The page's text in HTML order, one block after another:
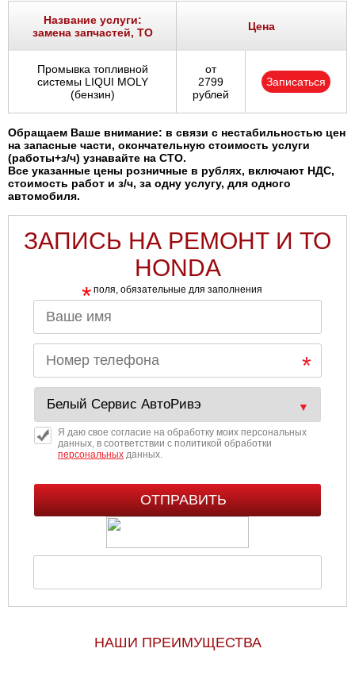
Название услуги:
замена запчастей, ТО
Цена
Промывка топливной
системы LIQUI MOLY
(бензин)
от
2799
рублей
Записаться
Обращаем Ваше внимание: в связи с нестабильностью цен
на запасные части, окончательную стоимость услуги
(работы+з/ч) узнавайте на СТО.
Все указанные цены розничные в рублях, включают НДС,
стоимость работ и з/ч, за одну услугу, для одного
автомобиля.
ЗАПИСЬ НА РЕМОНТ И ТО
HONDA
* поля, обязательные для заполнения
Я даю свое согласие на обработку моих персональных
данных, в соответствии с политикой обработки
персональныхданных.
НАШИ ПРЕИМУЩЕСТВА